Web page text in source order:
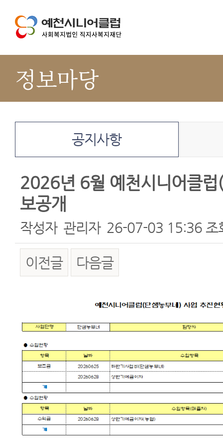
정보마당
공지사항
2026년 6월 예천시니어클럽
보공개
작성자 관리자 26-07-03 15:36 조
이전글 다음글